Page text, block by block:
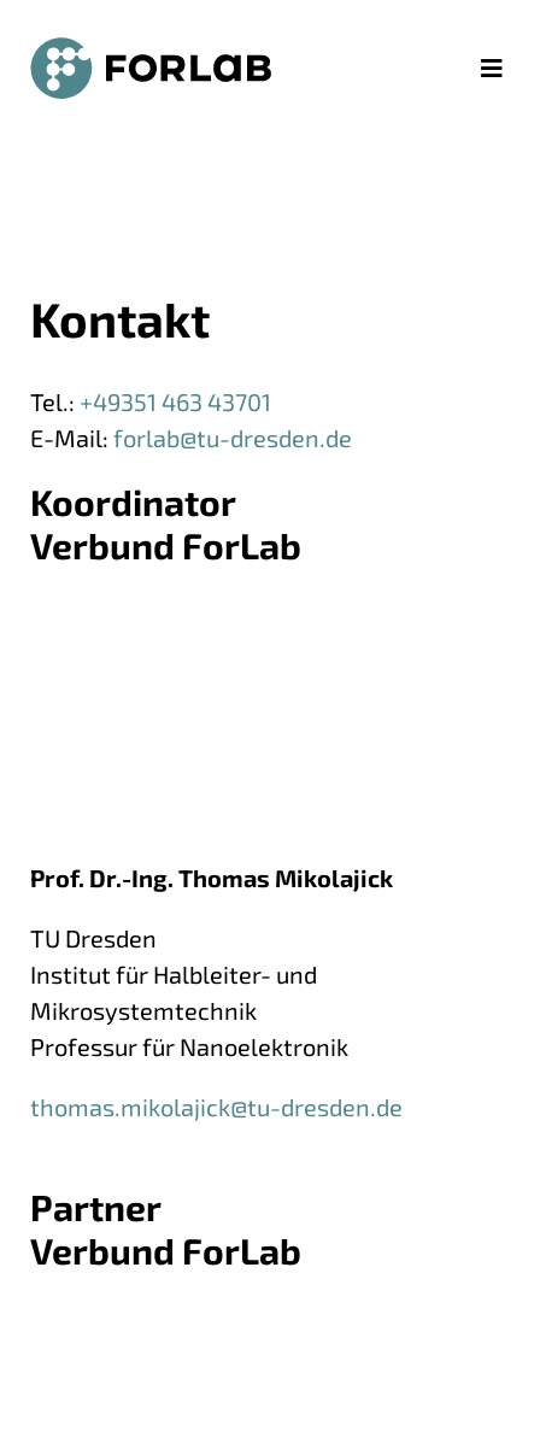
Kontakt
Tel.: +49351 463 43701
E-Mail: forlab@tu-dresden.de
Koordinator
Verbund ForLab
Prof. Dr.-Ing. Thomas Mikolajick
TU Dresden
Institut für Halbleiter- und
Mikrosystemtechnik
Professur für Nanoelektronik
thomas.mikolajick@tu-dresden.de
Partner
Verbund ForLab